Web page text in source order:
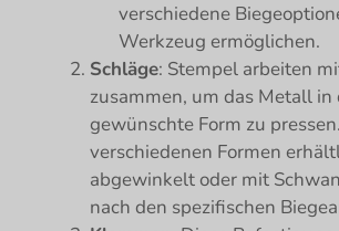
verschiedene
Werkzeug ermöglichen.
Schläge: Stempel arbeiten
zusammen, um das Metall in
gewünschte Form zu
verschiedenen Formen
abgewinkelt oder mit
nach den spezifischen